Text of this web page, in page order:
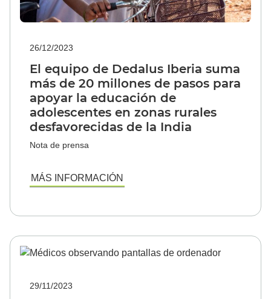
26/12/2023
El equipo de Dedalus Iberia suma
más de 20 millones de pasos para
apoyar la educación de
adolescentes en zonas rurales
desfavorecidas de la India
Nota de prensa
MÁS INFORMACIÓN
29/11/2023